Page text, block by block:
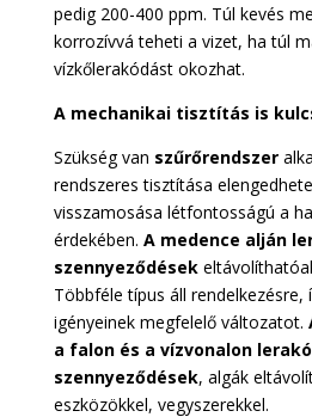
pedig 200-400 ppm. Túl kevés
korrozívvá teheti a vizet, ha túl
vízkőlerakódást okozhat.
A mechanikai tisztítás is
Szükség van szűrőrendszer
rendszeres tisztítása
visszamosása létfontosságú a
érdekében. A medence alján
szennyeződések
Többféle típus áll rendelkezésre,
igényeinek megfelelő változatot.
a falon és a vízvonalon
szennyeződések, algák
eszközökkel, vegyszerekkel.